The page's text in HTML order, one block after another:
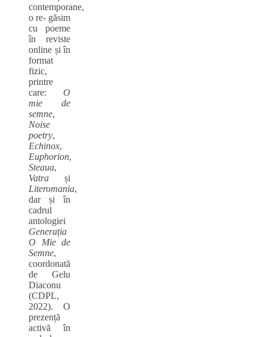
contemporane,
o re- găsim
cu poeme
în reviste
online și în
format
fizic,
printre
care: O
mie de
semne,
Noise
poetry,
Echinox,
Euphorion,
Steaua,
Vatra și
Literomania,
dar și în
cadrul
antologiei
Generația
O Mie de
Semne,
coordonată
de Gelu
Diaconu
(CDPL,
2022). O
prezență
activă în